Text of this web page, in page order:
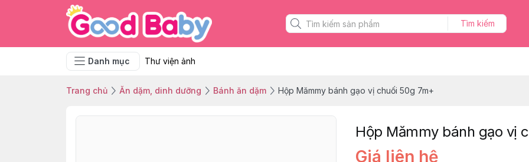
Tìm kiếm
Danh mục Thư viện ảnh
Trang chủ Ăn dặm, dinh dưỡng Bánh ăn dặm Hộp Mămmy bánh gạo vị chuối 50g 7m+
Hộp Mămmy bánh gạo vị
Giá liên hệ